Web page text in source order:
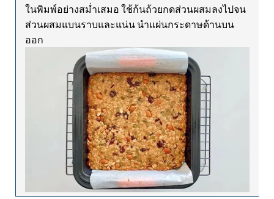
ในพิมพ์อย่างสม่ำเสมอ ใช้ก้นถ้วยกดส่วนผสมลงไปจน
ส่วนผสมแบนราบและแน่น นำแผ่นกระดาษด้านบน
ออก